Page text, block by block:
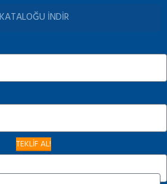
KATALOĞU İNDİR
TEKLİF AL!